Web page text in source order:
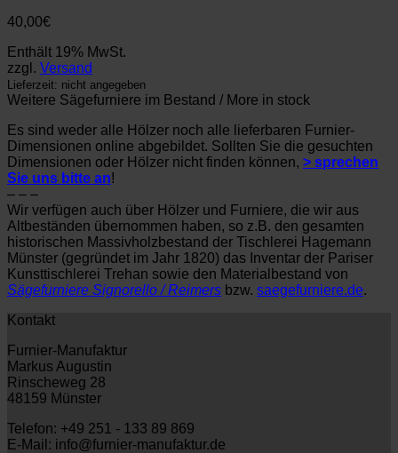
40,00€
Enthält 19% MwSt.
zzgl. Versand
Lieferzeit: nicht angegeben
Weitere Sägefurniere im Bestand / More in stock
Es sind weder alle Hölzer noch alle lieferbaren Furnier-
Dimensionen online abgebildet. Sollten Sie die gesuchten
Dimensionen oder Hölzer nicht finden können, > sprechen
Sie uns bitte an!
– – –
Wir verfügen auch über Hölzer und Furniere, die wir aus
Altbeständen übernommen haben, so z.B. den gesamten
historischen Massivholzbestand der Tischlerei Hagemann
Münster (gegründet im Jahr 1820) das Inventar der Pariser
Kunsttischlerei Trehan sowie den Materialbestand von
Sägefurniere Signorello / Reimers bzw. saegefurniere.de.
Kontakt
Furnier-Manufaktur
Markus Augustin
Rinscheweg 28
48159 Münster
Telefon: +49 251 - 133 89 869
E-Mail: info@furnier-manufaktur.de